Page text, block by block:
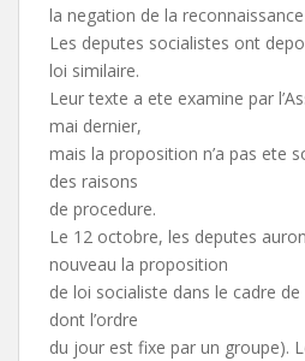
la negation de la
Les deputes socialistes ont
loi similaire.
Leur texte a ete examine par
mai dernier,
mais la proposition n’a pas ete
des raisons
de procedure.
Le 12 octobre, les deputes
nouveau la proposition
de loi socialiste dans le cadre de
dont l’ordre
du jour est fixe par un groupe).